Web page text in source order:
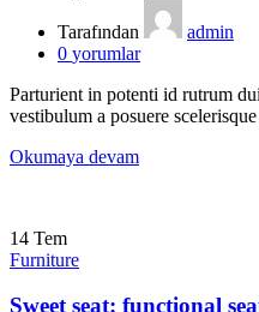
Tarafından
admin
0 yorumlar
Parturient in potenti id rutrum
vestibulum a posuere
Okumaya devam
14 Tem
Furniture
Sweet seat: functional